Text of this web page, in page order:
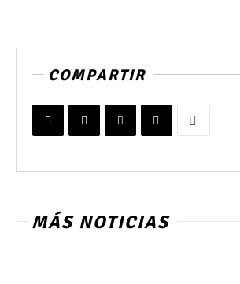
COMPARTIR
MÁS NOTICIAS